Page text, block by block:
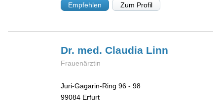
Empfehlen Zum Profil
Dr. med. Claudia Linn
Frauenärztin
Juri-Gagarin-Ring 96 - 98
99084 Erfurt